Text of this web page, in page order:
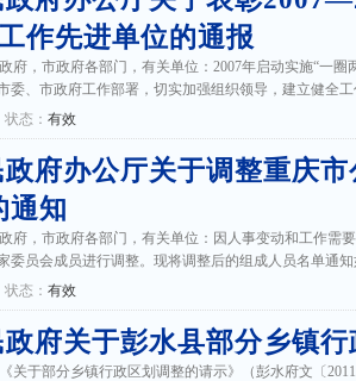
作先进单位的通报
府，市政府各部门，有关单位：2007年启动实施“一
委、市政府工作部署，切实加强组织领导，建立健全
状态：有效
府办公厅关于调整重庆
通知
府，市政府各部门，有关单位：因人事变动和工作需
委员会成员进行调整。现将调整后的组成人员名单通
状态：有效
府关于彭水县部分乡镇
关于部分乡镇行政区划调整的请示》（彭水府文〔